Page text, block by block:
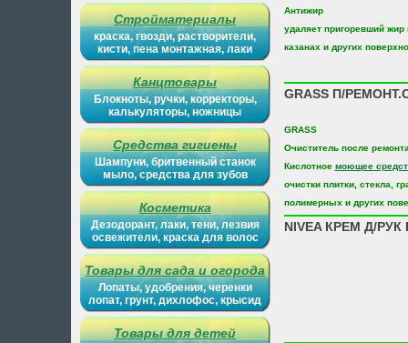
Стройматериалы
краска, гвозди, растворители,
кисти, пена монтажная, лаки
Канцтовары
Блокноты, ручки, корректоры,
калькуляторы, ножницы
Средства гигиены
Шампуни, бритвенный станок
мыло, средства для зубов
Косметика
Дезодорант, лаки, тени, лезвия
освежители, краска для волос
Товары для сада и огорода
Лопаты, удобрения, черенки
лопат, грунт, дихлофос, крысид
Товары для детей
Антижир
удаляет пригоревший жир
казанах и других
GRASS П/
GRASS
Очиститель после
Кислотное моющее
очистки плитки, стекла,
полимерных и других
NIVEA КРЕМ Д/